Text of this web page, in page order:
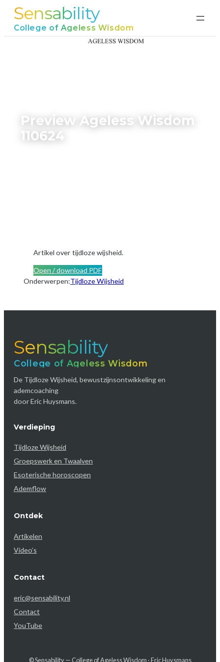
naarSensability
College of Ageless Wisdom
Preview Ageless Wisdom
110624
Artikel over tijdloze wijsheid.
Open / download PDF
Onderwerpen:Tijdloze Wijsheid
Sensability
College of Ageless Wisdom
De Tijdloze Wijsheid, bewustzijnsontwikkeling en
ademcoaching
door Eric Huysmans.
Verdieping
Tijdloze Wijsheid
Groepswerk en Twaalven
Esoterische horoscopen
Ademflow
Ontdek
Artikelen
Video’s
Contact
eric@sensability.nl
Contact
YouTube
© Sensability — College of Ageless Wisdom · Eric Huysmans